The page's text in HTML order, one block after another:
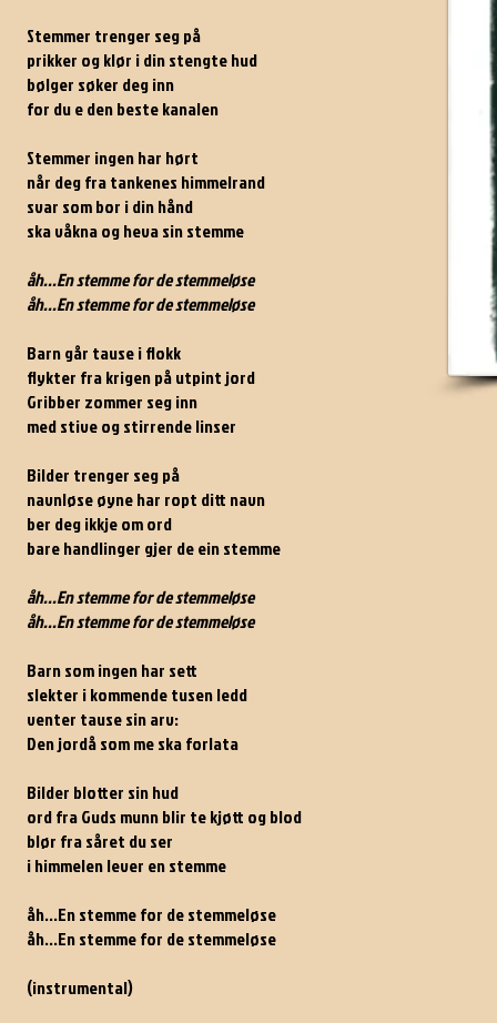
Stemmer trenger seg på
prikker og klør i din stengte hud
bølger søker deg inn
for du e den beste kanalen
Stemmer ingen har hørt
når deg fra tankenes himmelrand
svar som bor i din hånd
ska våkna og heva sin stemme
åh...En stemme for de stemmeløse
åh...En stemme for de stemmeløse
Barn går tause i flokk
flykter fra krigen på utpint jord
Gribber zommer seg inn
med stive og stirrende linser
Bilder trenger seg på
navnløse øyne har ropt ditt navn
ber deg ikkje om ord
bare handlinger gjer de ein stemme
åh...En stemme for de stemmeløse
åh...En stemme for de stemmeløse
Barn som ingen har sett
slekter i kommende tusen ledd
venter tause sin arv:
Den jordå som me ska forlata
Bilder blotter sin hud
ord fra Guds munn blir te kjøtt og blod
blør fra såret du ser
i himmelen lever en stemme
åh...En stemme for de stemmeløse
åh...En stemme for de stemmeløse
(instrumental)